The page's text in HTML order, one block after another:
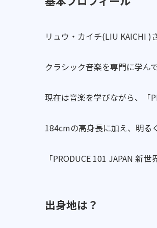
リュウ・カイチ(LIU KAICHI
クラシック音楽を専門に学ん
現在は音楽を学びながら、「
184cmの高身長に加え、明る
「PRODUCE 101 JAPAN 新
出身地は？